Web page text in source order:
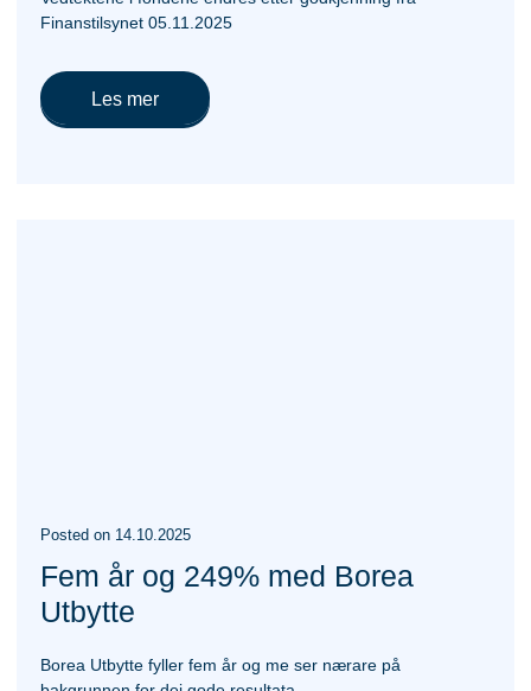
Finanstilsynet 05.11.2025
Les mer
Posted on 14.10.2025
Fem år og 249% med Borea
Utbytte
Borea Utbytte fyller fem år og me ser nærare på